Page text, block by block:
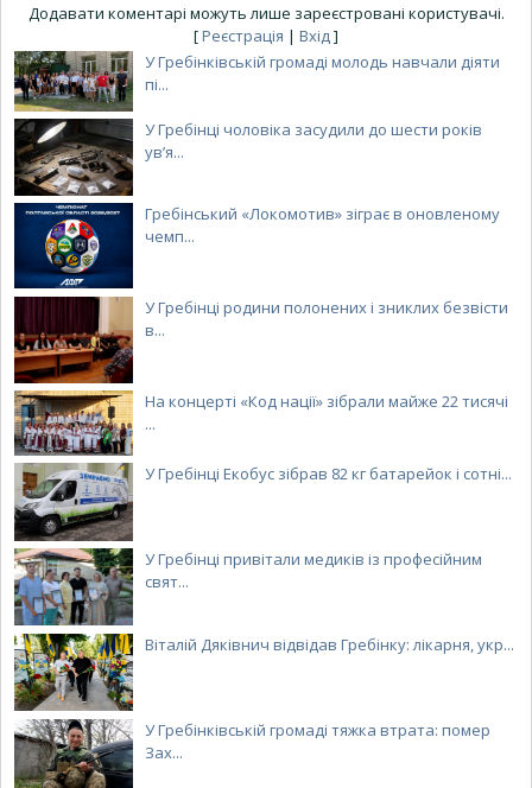
Додавати коментарі можуть лише зареєстровані користувачі.
[Реєстрація | Вхід ]
У Гребінківській громаді молодь навчали діяти
пі...
У Гребінці чоловіка засудили до шести років
ув’я...
Гребінський «Локомотив» зіграє в оновленому
чемп...
У Гребінці родини полонених і зниклих безвісти
в...
На концерті «Код нації» зібрали майже 22 тисячі
...
У Гребінці Екобус зібрав 82 кг батарейок і сотні...
У Гребінці привітали медиків із професійним
свят...
Віталій Дяківнич відвідав Гребінку: лікарня, укр...
У Гребінківській громаді тяжка втрата: помер
Зах...